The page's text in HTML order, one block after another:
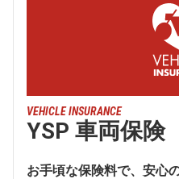
VEHICLE INSURANCE
YSP 車両保険
お手頃な保険料で、安心